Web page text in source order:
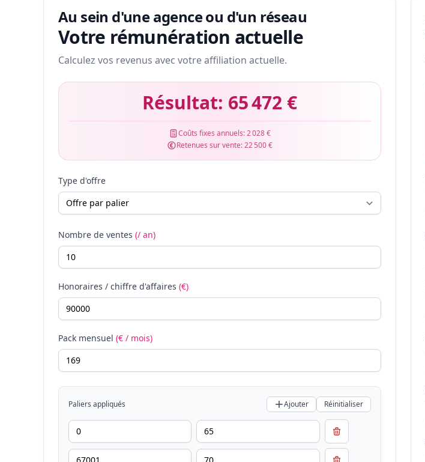
Au sein d'une agence ou d'un réseau
Votre rémunération actuelle
Calculez vos revenus avec votre affiliation actuelle.
Résultat: 65 472 €
Coûts fixes annuels:2 028 €
Retenues sur vente:22 500 €
Type d'offre
Nombre de ventes (/ an)
Honoraires / chiffre d'affaires (€)
Pack mensuel (€ / mois)
Paliers appliqués Ajouter Réinitialiser